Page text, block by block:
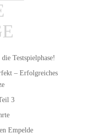
Testspielphase!
– Erfolgreiches
3
Empelde